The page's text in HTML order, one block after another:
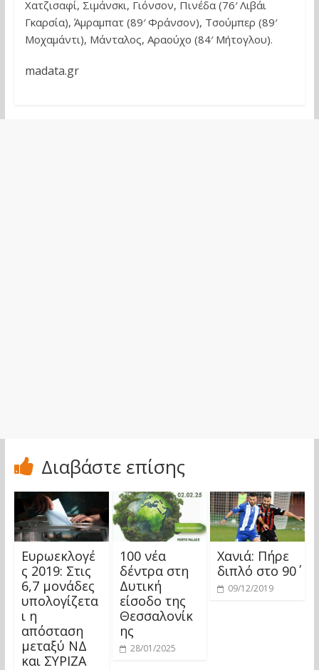
Χατζισαφί, Σιμάνσκι, Γιόνσον, Πινέδα (76′ Λιβάι
Γκαρσία), Άμραμπατ (89′ Φράνσον), Τσούμπερ (89′
Μοχαμάντι), Μάνταλος, Αραούχο (84′ Μήτογλου).
madata.gr
Διαβάστε επίσης
Ευρωεκλογέ
ς 2019: Στις
6,7 μονάδες
υπολογίζετα
ι η
απόσταση
μεταξύ ΝΔ
και ΣΥΡΙΖΑ
100 νέα
δέντρα στη
Δυτική
είσοδο της
Θεσσαλονίκ
ης
28/01/2025
Χανιά: Πήρε
διπλό στο 90΄
09/12/2019